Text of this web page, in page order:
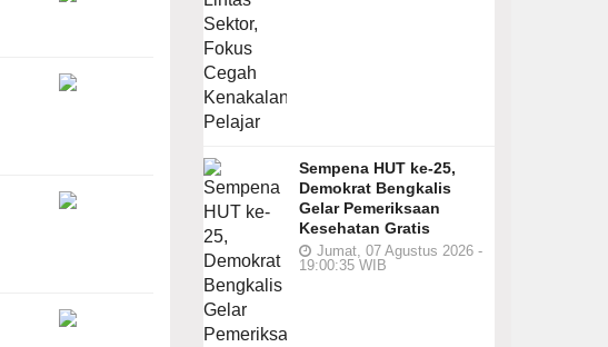
Sempena HUT ke-25,
Demokrat Bengkalis
Gelar Pemeriksaan
Kesehatan Gratis
Jumat, 07 Agustus 2026 -
19:00:35 WIB